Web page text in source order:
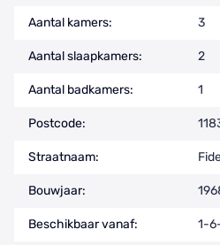
Aantal kamers: 3
Aantal slaapkamers: 2
Aantal badkamers: 1
Postcode:
Straatnaam:
Bouwjaar:
Beschikbaar vanaf: 1-